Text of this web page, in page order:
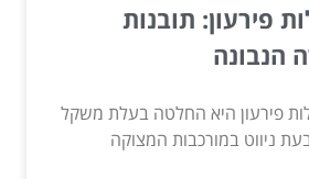
פירעון: תובנות
הנבונה
פירעון היא החלטה בעלת משקל
ניווט במורכבות המצוקה